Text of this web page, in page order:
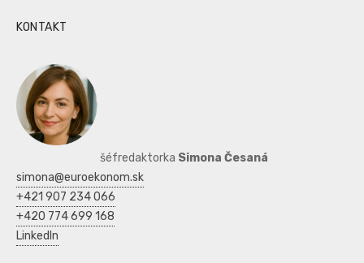
KONTAKT
šéfredaktorka Simona Česaná
simona@euroekonom.sk
+421 907 234 066
+420 774 699 168
LinkedIn